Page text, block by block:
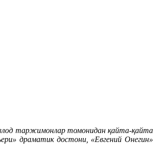
таржимонлар томонидан қайта-қайта
драматик достони, «Евгений Онегин»